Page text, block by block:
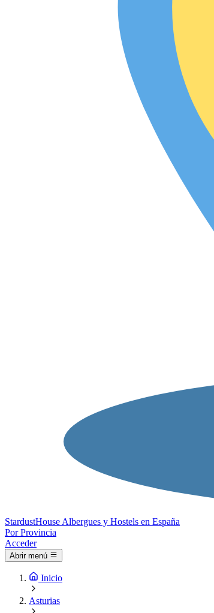
StardustHouse Albergues y Hostels en España
Por Provincia
Acceder
Abrir menú
Inicio
Asturias